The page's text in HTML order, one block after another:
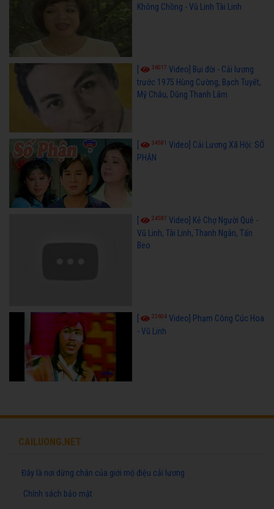
Không Chồng - Vũ Linh Tài Linh
36017 Video] Bụi đời - Cải lương
trước 1975 Hùng Cường, Bạch Tuyết,
Mỹ Châu, Dũng Thanh Lâm
34581 Video] Cải Lương Xã Hội: SỐ
PHẬN
24587 Video] Kẻ Chợ Người Quê -
Vũ Linh, Tài Linh, Thanh Ngân, Tấn
Beo
23604 Video] Phạm Công Cúc Hoa
- Vũ Linh
CAILUONG.NET
Đây là nơi dừng chân của giới mộ điệu cải lương
Chính sách bảo mật